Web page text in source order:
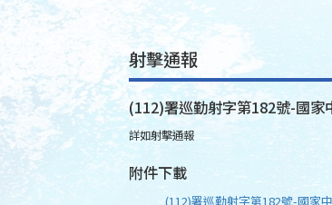
射擊通報
(112)署巡勤射字第182號-國
詳如射擊通報
附件下載
(112)署巡勤射字第182號-國家